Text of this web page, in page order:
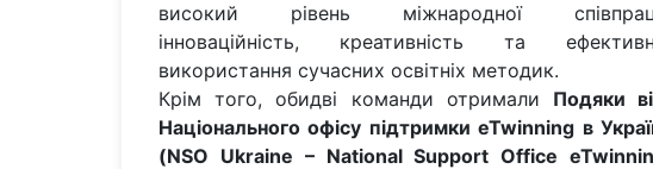
високий рівень міжнародної
інноваційність, креативність та
використання сучасних освітніх методик.
Крім того, обидві команди отримали Подяки
Національного офісу підтримки eTwinning в
(NSO Ukraine – National Support Office